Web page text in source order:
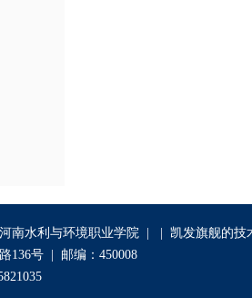
南水利与环境职业学院 | | 凯发旗舰的技
136号 | 邮编：450008